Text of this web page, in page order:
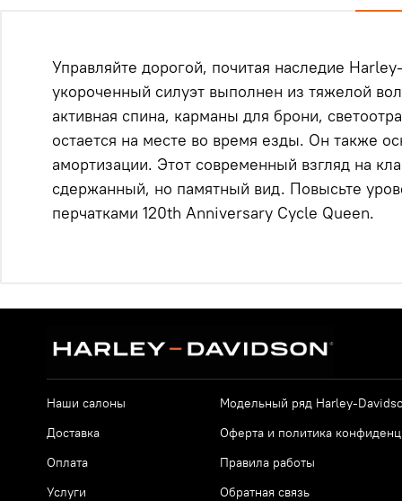
Управляйте дорогой, почитая наследие
укороченный силуэт выполнен из тяжелой
активная спина, карманы для брони,
остается на месте во время езды. Он также
амортизации. Этот современный взгляд на
сдержанный, но памятный вид. Повысьте
перчатками 120th Anniversary Cycle Queen.
Наши салоны
Доставка
Оплата
Услуги
Модельный ряд Harley-
Оферта и политика
Правила работы
Обратная связь